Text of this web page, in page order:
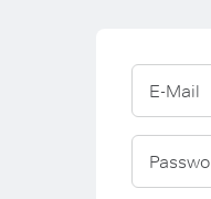
E-Mail